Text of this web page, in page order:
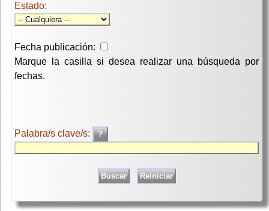
Estado:
Fecha publicación:
Marque la casilla si desea realizar una búsqueda por
fechas.
Palabra/s clave/s: